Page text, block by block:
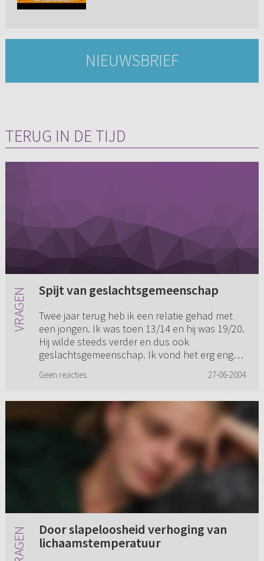
NIEUWSBRIEF
TERUG IN DE TIJD
Spijt van geslachtsgemeenschap
Twee jaar terug heb ik een relatie gehad met
een jongen. Ik was toen 13/14 en hij was 19/20.
Hij wilde steeds verder en dus ook
geslachtsgemeenschap. Ik vond het erg eng
Geen reacties 27-06-2004
Door slapeloosheid verhoging van
lichaamstemperatuur